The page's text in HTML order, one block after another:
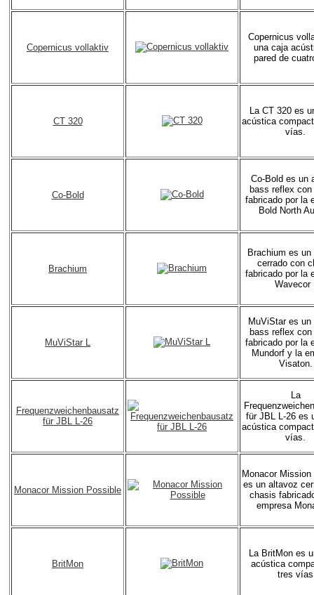
Copernicus vollaktiv
Copernicus
una caja
pared de
CT 320
La CT 320 es
acústica
vías.
Co-Bold
Co-Bold es un
bass reflex
fabricado por la
Bold North
Brachium
Brachium es
cerrado con
fabricado por la
Wavecor
MuViStar L
MuViStar es un
bass reflex
fabricado por la
Mundorf y la
Visaton.
Frequenzweichenbausatz
für JBL L-26
La
für JBL L-26 es
acústica
vías.
Monacor Mission Possible
Monacor
es un altavoz
chasis
empresa
BritMon
La BritMon es
acústica
tres vías